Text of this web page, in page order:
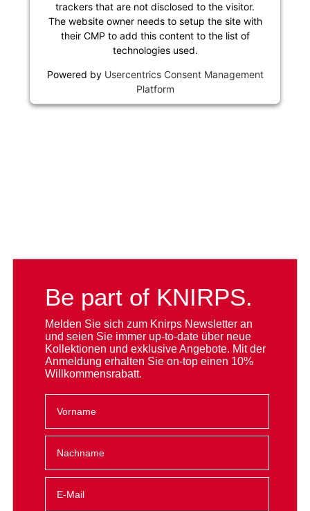
trackers that are not disclosed to the visitor.
The website owner needs to setup the site with
their CMP to add this content to the list of
technologies used.
Powered by Usercentrics Consent Management
Platform
Be part of KNIRPS.
Melden Sie sich zum Knirps Newsletter an
und seien Sie immer up-to-date über neue
Kollektionen und exklusive Angebote. Mit der
Anmeldung erhalten Sie on-top einen 10%
Willkommensrabatt.